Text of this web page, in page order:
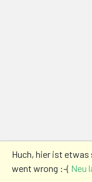
Huch, hier ist
went wrong :-( Neu